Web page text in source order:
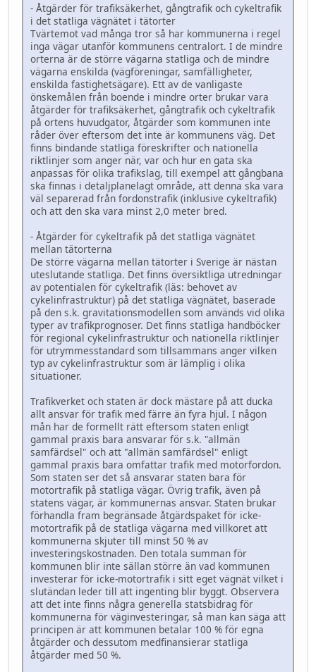
- Åtgärder för trafiksäkerhet, gångtrafik och cykeltrafik
i det statliga vägnätet i tätorter
Tvärtemot vad många tror så har kommunerna i regel
inga vägar utanför kommunens centralort. I de mindre
orterna är de större vägarna statliga och de mindre
vägarna enskilda (vägföreningar, samfälligheter,
enskilda fastighetsägare). Ett av de vanligaste
önskemålen från boende i mindre orter brukar vara
åtgärder för trafiksäkerhet, gångtrafik och cykeltrafik
på ortens huvudgator, åtgärder som kommunen inte
råder över eftersom det inte är kommunens väg. Det
finns bindande statliga föreskrifter och nationella
riktlinjer som anger när, var och hur en gata ska
anpassas för olika trafikslag, till exempel att gångbana
ska finnas i detaljplanelagt område, att denna ska vara
väl separerad från fordonstrafik (inklusive cykeltrafik)
och att den ska vara minst 2,0 meter bred.
- Åtgärder för cykeltrafik på det statliga vägnätet
mellan tätorterna
De större vägarna mellan tätorter i Sverige är nästan
uteslutande statliga. Det finns översiktliga utredningar
av potentialen för cykeltrafik (läs: behovet av
cykelinfrastruktur) på det statliga vägnätet, baserade
på den s.k. gravitationsmodellen som används vid olika
typer av trafikprognoser. Det finns statliga handböcker
för regional cykelinfrastruktur och nationella riktlinjer
för utrymmesstandard som tillsammans anger vilken
typ av cykelinfrastruktur som är lämplig i olika
situationer.
Trafikverket och staten är dock mästare på att ducka
allt ansvar för trafik med färre än fyra hjul. I någon
mån har de formellt rätt eftersom staten enligt
gammal praxis bara ansvarar för s.k. "allmän
samfärdsel" och att "allmän samfärdsel" enligt
gammal praxis bara omfattar trafik med motorfordon.
Som staten ser det så ansvarar staten bara för
motortrafik på statliga vägar. Övrig trafik, även på
statens vägar, är kommunernas ansvar. Staten brukar
förhandla fram begränsade åtgärdspaket för icke-
motortrafik på de statliga vägarna med villkoret att
kommunerna skjuter till minst 50 % av
investeringskostnaden. Den totala summan för
kommunen blir inte sällan större än vad kommunen
investerar för icke-motortrafik i sitt eget vägnät vilket i
slutändan leder till att ingenting blir byggt. Observera
att det inte finns några generella statsbidrag för
kommunerna för väginvesteringar, så man kan säga att
principen är att kommunen betalar 100 % för egna
åtgärder och dessutom medfinansierar statliga
åtgärder med 50 %.